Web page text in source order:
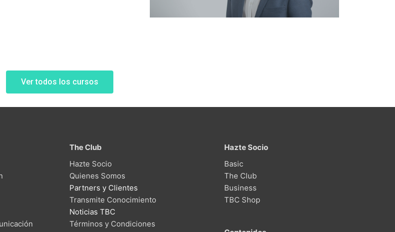
Ver todos los cursos
The Club
Hazte Socio
Quienes Somos
Partners y Clientes
Transmite Conocimiento
Noticias TBC
Términos y Condiciones
Hazte Socio
Basic
The Club
Business
TBC Shop